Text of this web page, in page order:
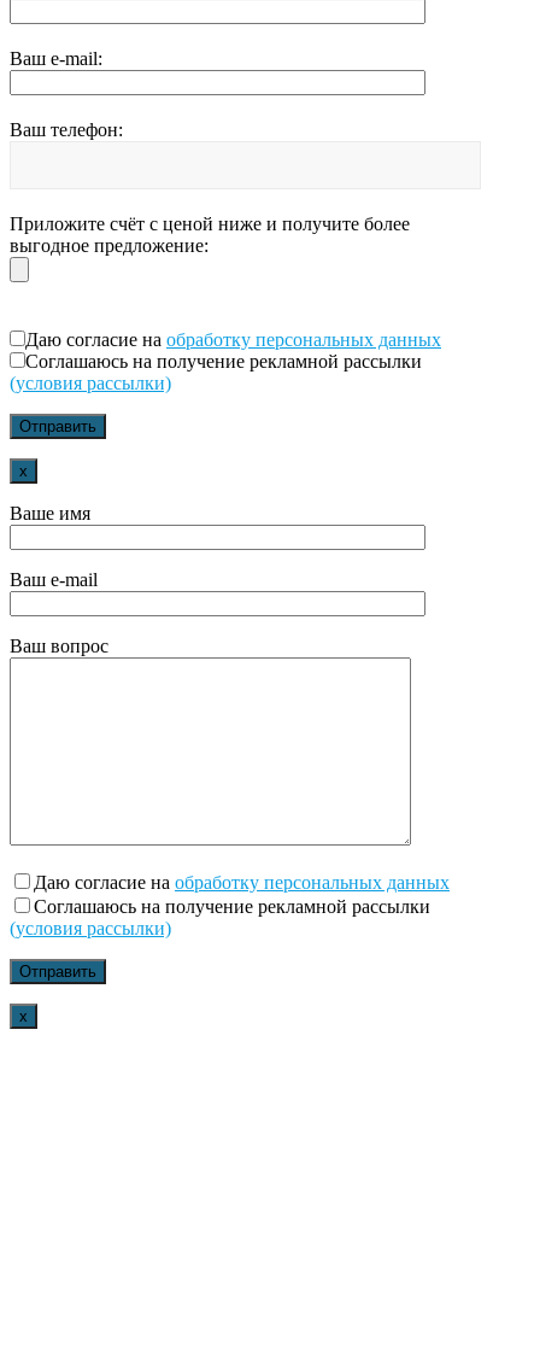
Ваш e-mail:
Ваш телефон:
Приложите счёт с ценой ниже и получите более
выгодное предложение:
Даю согласие на обработку персональных данных
Соглашаюсь на получение рекламной рассылки
(условия рассылки)
x
Ваше имя
Ваш e-mail
Ваш вопрос
Даю согласие на обработку персональных данных
Соглашаюсь на получение рекламной рассылки
(условия рассылки)
x